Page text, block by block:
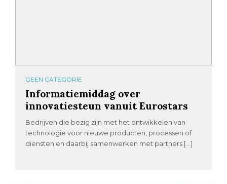
GEEN CATEGORIE
Informatiemiddag over
innovatiesteun vanuit Eurostars
Bedrijven die bezig zijn met het ontwikkelen van
technologie voor nieuwe producten, processen of
diensten en daarbij samenwerken met partners […]